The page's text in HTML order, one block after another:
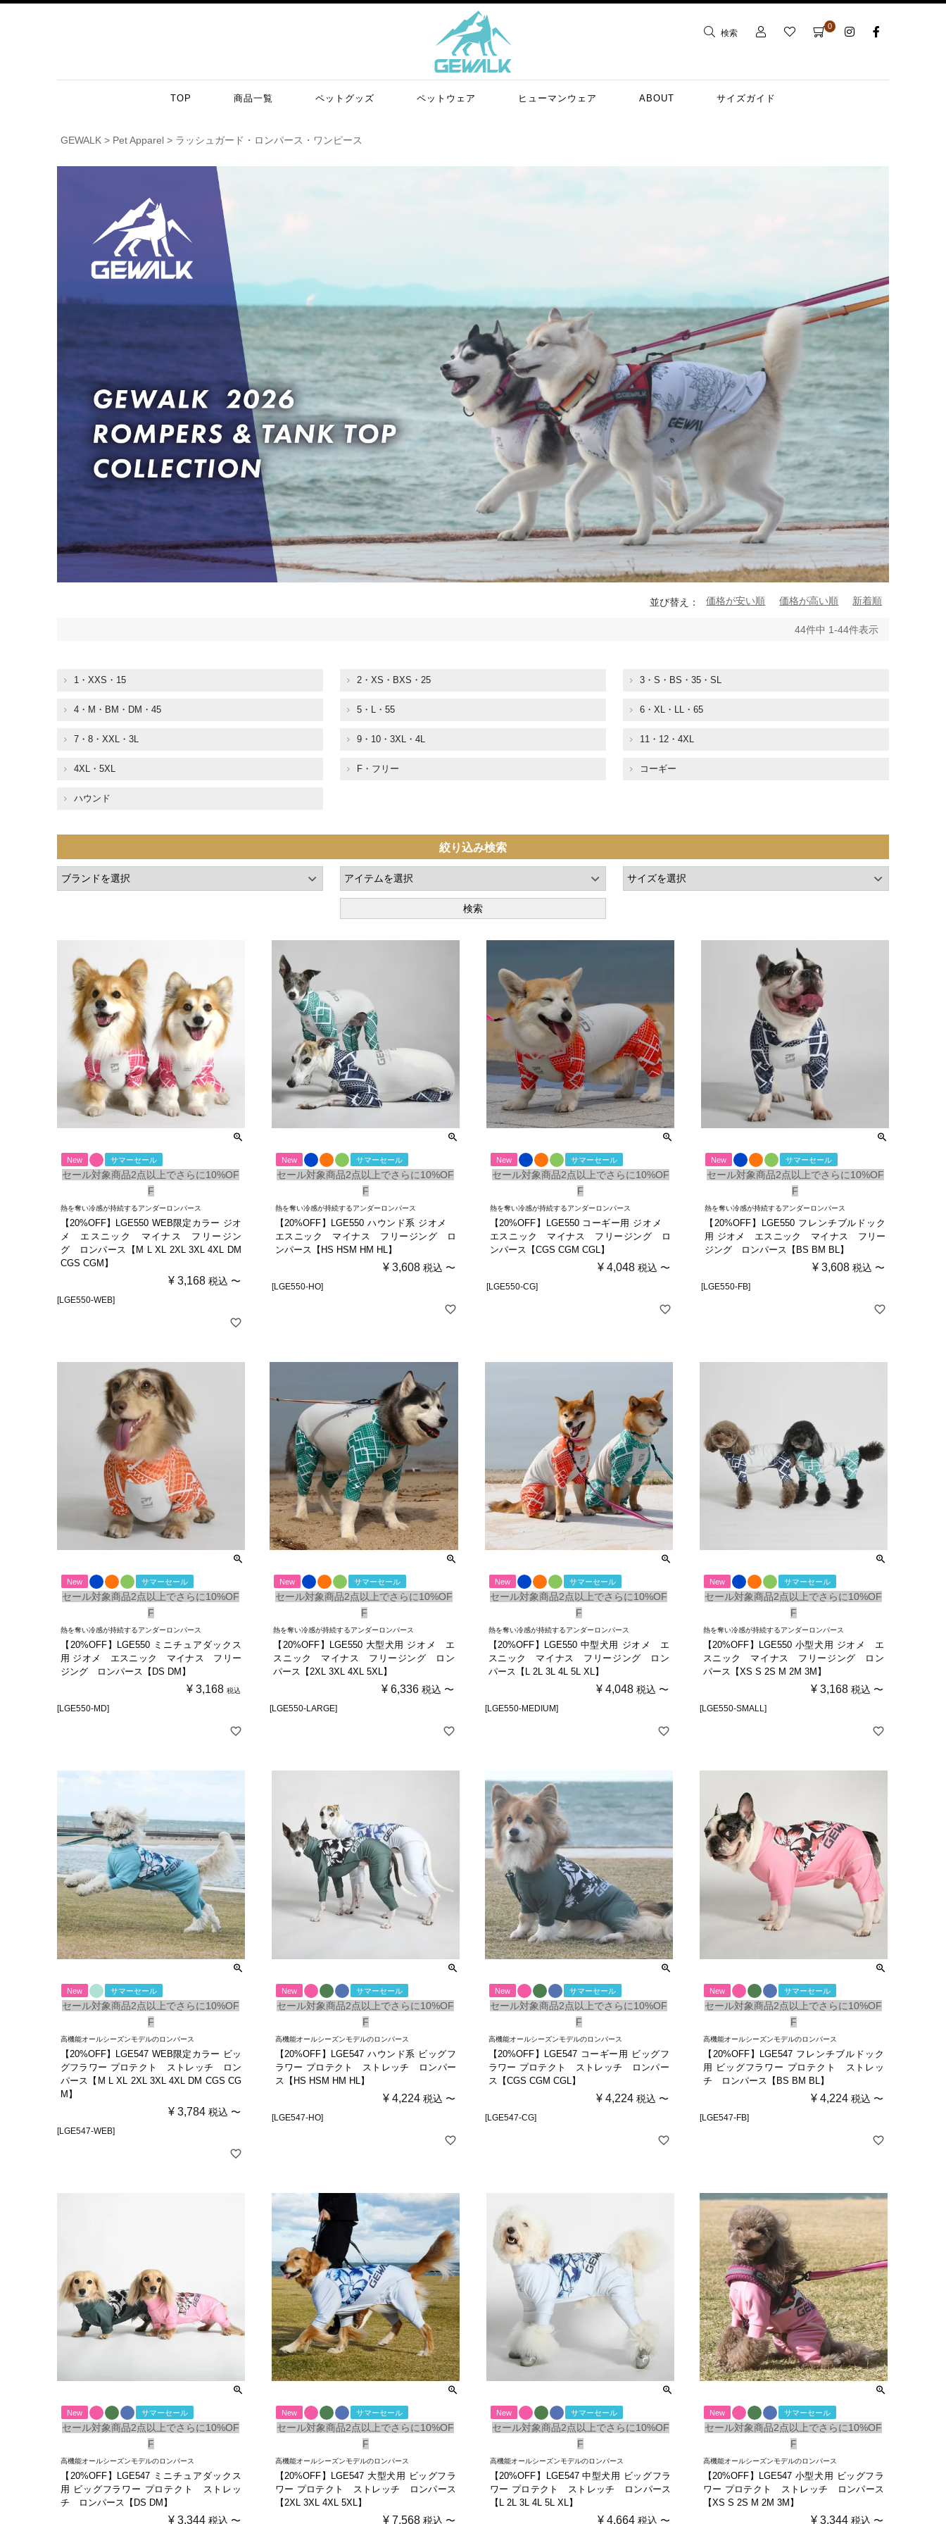
検索
0
TOP 商品一覧 ペットグッズ ペットウェア ヒューマンウェア ABOUT サイズガイド
GEWALK Pet Apparel ラッシュガード・ロンパース・ワンピース
並び替え 価格が安い順 価格が高い順 新着順
44件中 1-44件表示
1・XXS・15 2・XS・BXS・25 3・S・BS・35・SL
4・M・BM・DM・45 5・L・55 6・XL・LL・65
7・8・XXL・3L 9・10・3XL・4L 11・12・4XL
4XL・5XL F・フリー コーギー
ハウンド
絞り込み検索
検索
New サマーセール
セール対象商品2点以上でさらに10%OF
F
熱を奪い冷感が持続するアンダーロンパース
【20%OFF】LGE550 WEB限定カラー ジオ
メ エスニック マイナス フリージン
グ ロンパース【M L XL 2XL 3XL 4XL DM
CGS CGM】
¥ 3,168 税込 〜
[LGE550-WEB]
New サマーセール
セール対象商品2点以上でさらに10%OF
F
熱を奪い冷感が持続するアンダーロンパース
【20%OFF】LGE550 ハウンド系 ジオメ
エスニック マイナス フリージング ロ
ンパース【HS HSM HM HL】
¥ 3,608 税込 〜
[LGE550-HO]
New サマーセール
セール対象商品2点以上でさらに10%OF
F
熱を奪い冷感が持続するアンダーロンパース
【20%OFF】LGE550 コーギー用 ジオメ
エスニック マイナス フリージング ロ
ンパース【CGS CGM CGL】
¥ 4,048 税込 〜
[LGE550-CG]
New サマーセール
セール対象商品2点以上でさらに10%OF
F
熱を奪い冷感が持続するアンダーロンパース
【20%OFF】LGE550 フレンチブルドック
用 ジオメ エスニック マイナス フリー
ジング ロンパース【BS BM BL】
¥ 3,608 税込 〜
[LGE550-FB]
New サマーセール
セール対象商品2点以上でさらに10%OF
F
熱を奪い冷感が持続するアンダーロンパース
【20%OFF】LGE550 ミニチュアダックス
用 ジオメ エスニック マイナス フリー
ジング ロンパース【DS DM】
¥ 3,168 税込
[LGE550-MD]
New サマーセール
セール対象商品2点以上でさらに10%OF
F
熱を奪い冷感が持続するアンダーロンパース
【20%OFF】LGE550 大型犬用 ジオメ エ
スニック マイナス フリージング ロン
パース【2XL 3XL 4XL 5XL】
¥ 6,336 税込 〜
[LGE550-LARGE]
New サマーセール
セール対象商品2点以上でさらに10%OF
F
熱を奪い冷感が持続するアンダーロンパース
【20%OFF】LGE550 中型犬用 ジオメ エ
スニック マイナス フリージング ロン
パース【L 2L 3L 4L 5L XL】
¥ 4,048 税込 〜
[LGE550-MEDIUM]
New サマーセール
セール対象商品2点以上でさらに10%OF
F
熱を奪い冷感が持続するアンダーロンパース
【20%OFF】LGE550 小型犬用 ジオメ エ
スニック マイナス フリージング ロン
パース【XS S 2S M 2M 3M】
¥ 3,168 税込 〜
[LGE550-SMALL]
New サマーセール
セール対象商品2点以上でさらに10%OF
F
高機能オールシーズンモデルのロンパース
【20%OFF】LGE547 WEB限定カラー ビッ
グフラワー プロテクト ストレッチ ロン
パース【M L XL 2XL 3XL 4XL DM CGS CG
M】
¥ 3,784 税込 〜
[LGE547-WEB]
New サマーセール
セール対象商品2点以上でさらに10%OF
F
高機能オールシーズンモデルのロンパース
【20%OFF】LGE547 ハウンド系 ビッグフ
ラワー プロテクト ストレッチ ロンパー
ス【HS HSM HM HL】
¥ 4,224 税込 〜
[LGE547-HO]
New サマーセール
セール対象商品2点以上でさらに10%OF
F
高機能オールシーズンモデルのロンパース
【20%OFF】LGE547 コーギー用 ビッグフ
ラワー プロテクト ストレッチ ロンパー
ス【CGS CGM CGL】
¥ 4,224 税込 〜
[LGE547-CG]
New サマーセール
セール対象商品2点以上でさらに10%OF
F
高機能オールシーズンモデルのロンパース
【20%OFF】LGE547 フレンチブルドック
用 ビッグフラワー プロテクト ストレッ
チ ロンパース【BS BM BL】
¥ 4,224 税込 〜
[LGE547-FB]
New サマーセール
セール対象商品2点以上でさらに10%OF
F
高機能オールシーズンモデルのロンパース
【20%OFF】LGE547 ミニチュアダックス
用 ビッグフラワー プロテクト ストレッ
チ ロンパース【DS DM】
¥ 3,344 税込 〜
New サマーセール
セール対象商品2点以上でさらに10%OF
F
高機能オールシーズンモデルのロンパース
【20%OFF】LGE547 大型犬用 ビッグフラ
ワー プロテクト ストレッチ ロンパース
【2XL 3XL 4XL 5XL】
¥ 7,568 税込 〜
New サマーセール
セール対象商品2点以上でさらに10%OF
F
高機能オールシーズンモデルのロンパース
【20%OFF】LGE547 中型犬用 ビッグフラ
ワー プロテクト ストレッチ ロンパース
【L 2L 3L 4L 5L XL】
¥ 4,664 税込 〜
New サマーセール
セール対象商品2点以上でさらに10%OF
F
高機能オールシーズンモデルのロンパース
【20%OFF】LGE547 小型犬用 ビッグフラ
ワー プロテクト ストレッチ ロンパース
【XS S 2S M 2M 3M】
¥ 3,344 税込 〜